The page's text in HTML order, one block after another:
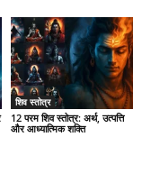
शिव स्तोत्र
12 परम शिव स्तोत्र: अर्थ, उत्पत्ति
और आध्यात्मिक शक्ति